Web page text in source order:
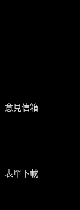
意見信箱
表單下載